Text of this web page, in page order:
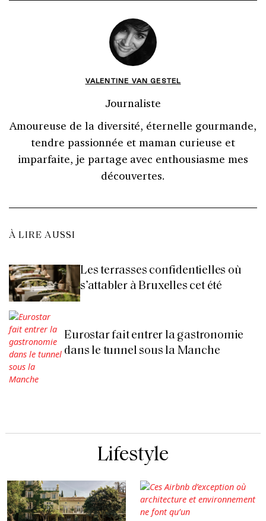
VALENTINE VAN GESTEL
Journaliste
Amoureuse de la diversité, éternelle gourmande,
tendre passionnée et maman curieuse et
imparfaite, je partage avec enthousiasme mes
découvertes.
À LIRE AUSSI
Les terrasses confidentielles où
s’attabler à Bruxelles cet été
Eurostar fait entrer la gastronomie
dans le tunnel sous la Manche
Lifestyle